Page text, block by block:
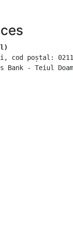
cod poștal:
Bank - Teiul